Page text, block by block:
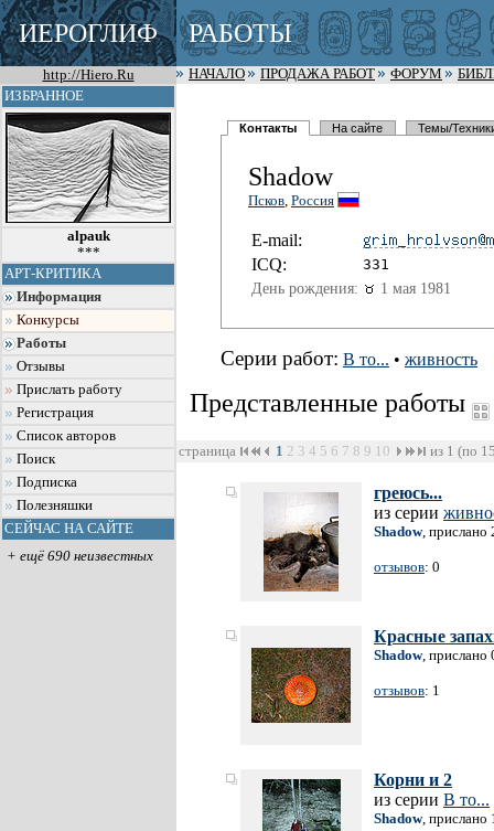
ИЕРОГЛИФ РАБОТЫ
http://Hiero.Ru НАЧАЛО ПРОДАЖА РАБОТ ФОРУМ
ИЗБРАННОЕ
alpauk
***
АРТ-КРИТИКА
Информация
Конкурсы
Работы
Отзывы
Прислать работу
Регистрация
Список авторов
Поиск
Подписка
Полезняшки
СЕЙЧАС НА САЙТЕ
+ ещё 690 неизвестных
Контакты На сайте Темы/
Shadow
Псков, Россия
E-mail:
ICQ: 331
День рождения: 1 мая 1981
Серии работ: В то... • живность
Представленные работы
страница 1 2 3 4 5 6 7 8 9 10 из 1 (по
греюсь...
из серии
Shadow, прислано
отзывов: 0
Красные
Shadow, прислано
отзывов: 1
Корни и 2
из серии В то...
Shadow, прислано